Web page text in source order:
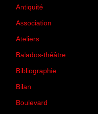
Antiquité
Association
Ateliers
Balados-théâtre
Bibliographie
Bilan
Boulevard